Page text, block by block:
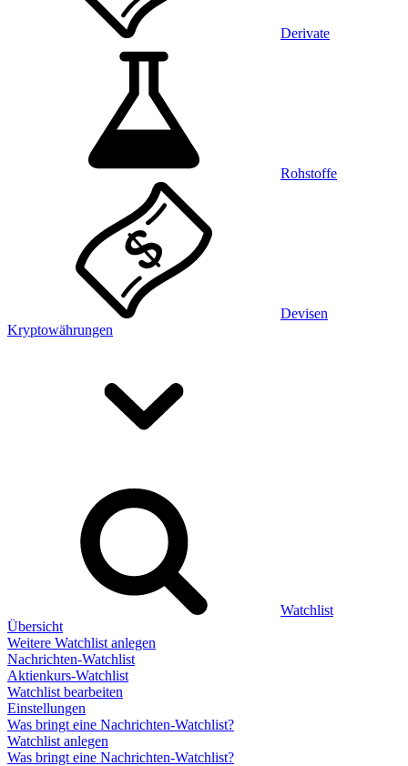
Derivate
Rohstoffe
Devisen
Kryptowährungen
Watchlist
Übersicht
Weitere Watchlist anlegen
Nachrichten-Watchlist
Aktienkurs-Watchlist
Watchlist bearbeiten
Einstellungen
Was bringt eine Nachrichten-Watchlist?
Watchlist anlegen
Was bringt eine Nachrichten-Watchlist?